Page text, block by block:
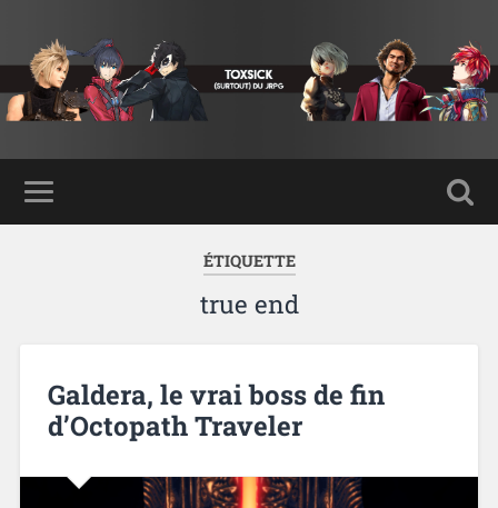
ÉTIQUETTE
true end
Galdera, le vrai boss de fin
d’Octopath Traveler